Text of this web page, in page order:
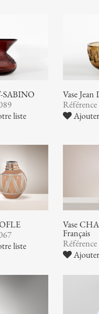
SABINO
liste
Vase
Ajouter
liste
Vase
Français
Ajouter